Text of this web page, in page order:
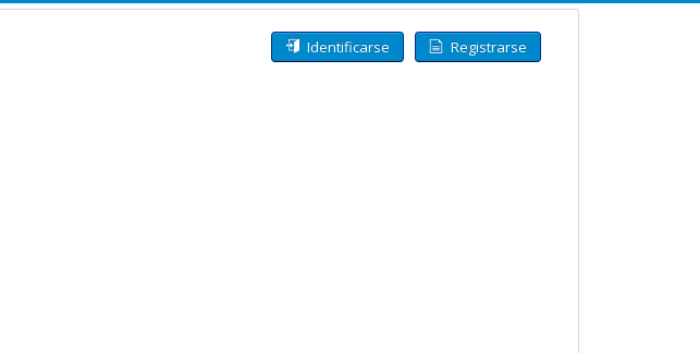
Identificarse Registrarse